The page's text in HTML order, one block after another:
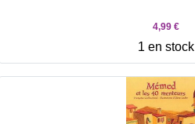
4,99 €
1 en stock